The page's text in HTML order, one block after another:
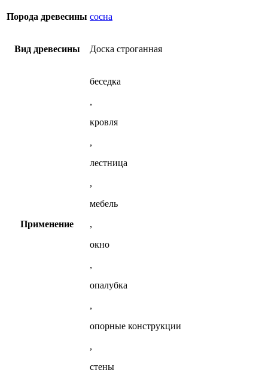
(20х120)
на
Порода древесины сосна
Вид древесины Доска строганная
Применение
беседка
,
кровля
,
лестница
,
мебель
,
окно
,
опалубка
,
опорные конструкции
,
стены